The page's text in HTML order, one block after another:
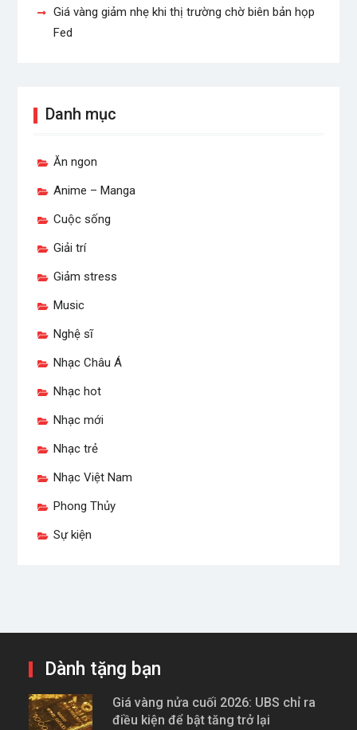
Giá vàng giảm nhẹ khi thị trường chờ biên bản họp
Fed
Danh mục
Ăn ngon
Anime – Manga
Cuộc sống
Giải trí
Giảm stress
Music
Nghệ sĩ
Nhạc Châu Á
Nhạc hot
Nhạc mới
Nhạc trẻ
Nhạc Việt Nam
Phong Thủy
Sự kiện
Dành tặng bạn
Giá vàng nửa cuối 2026: UBS chỉ ra
điều kiện để bật tăng trở lại